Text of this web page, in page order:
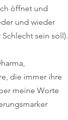
öffnet und
und wieder
sein soll).
die immer ihre
meine Worte